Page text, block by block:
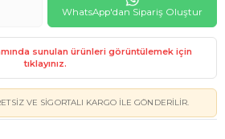
WhatsApp'dan Sipariş Oluştur
sunulan ürünleri görüntülemek için
tıklayınız.
VE SIGORTALI KARGO ILE GÖNDERILIR.